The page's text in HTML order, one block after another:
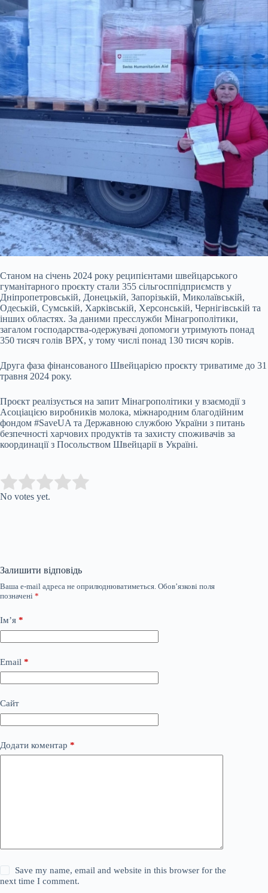
Станом на січень 2024 року реципієнтами швейцарського
гуманітарного проєкту стали 355 сільгосппідприємств у
Дніпропетровській, Донецькій, Запорізькій, Миколаївській,
Одеській, Сумській, Харківській, Херсонській, Чернігівській та
інших областях. За даними пресслужби Мінагрополітики,
загалом господарства-одержувачі допомоги утримують понад
350 тисяч голів ВРХ, у тому числі понад 130 тисяч корів.
Друга фаза фінансованого Швейцарією проєкту триватиме до 31
травня 2024 року.
Проєкт реалізується на запит Мінагрополітики у взаємодії з
Асоціацією виробників молока, міжнародним благодійним
фондом #SaveUA та Державною службою України з питань
безпечності харчових продуктів та захисту споживачів за
координації з Посольством Швейцарії в Україні.
Rate this item:
No votes yet.
Залишити відповідь
Ваша e-mail адреса не оприлюднюватиметься. Обов’язкові поля
позначені *
Ім’я *
Email *
Сайт
Додати коментар *
Save my name, email and website in this browser for the
next time I comment.